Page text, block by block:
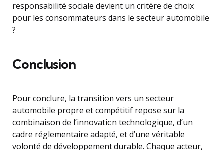
responsabilité sociale devient un critère de choix
pour les consommateurs dans le secteur automobile
?
Conclusion
Pour conclure, la transition vers un secteur
automobile propre et compétitif repose sur la
combinaison de l’innovation technologique, d’un
cadre réglementaire adapté, et d’une véritable
volonté de développement durable. Chaque acteur,